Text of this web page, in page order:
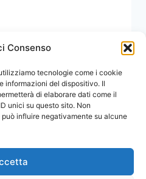
Consenso
tecnologie come i cookie
informazioni del dispositivo. Il
di elaborare dati come il
unici su questo sito. Non
influire negativamente su alcune